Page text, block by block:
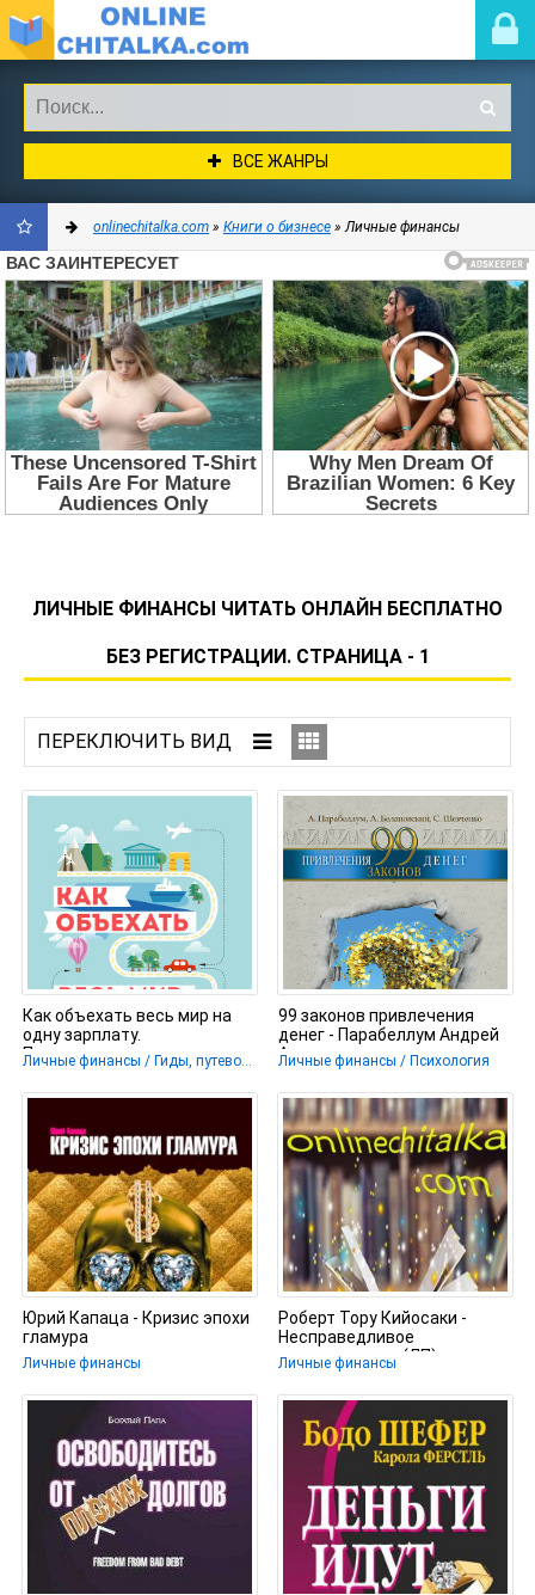
ВСЕ ЖАНРЫ
ДОБАВИТЬ
В
ЗАКЛАДКИ
onlinechitalka.com » Книги о бизнесе » Личные финансы
ЛИЧНЫЕ ФИНАНСЫ ЧИТАТЬ ОНЛАЙН БЕСПЛАТНО
БЕЗ РЕГИСТРАЦИИ. СТРАНИЦА - 1
Как объехать весь мир на
одну зарплату.
Путешествуем дешево и
хорошо - Павлюк
Личные финансы / Гиды, путеводители
99 законов привлечения
денег - Парабеллум Андрей
Алексеевич
Личные финансы / Психология
Юрий Капаца - Кризис эпохи
гламура
Личные финансы
Роберт Тору Кийосаки -
Несправедливое
преимущество (ЛП)
Личные финансы